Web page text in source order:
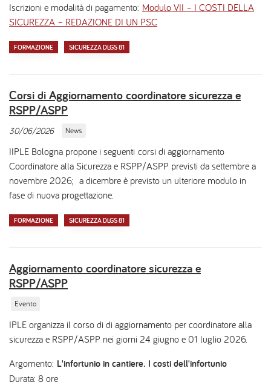
Iscrizioni e modalità di pagamento: Modulo VII – I COSTI DELLA
SICUREZZA – REDAZIONE DI UN PSC
FORMAZIONE SICUREZZA DLGS 81
Corsi di Aggiornamento coordinatore sicurezza e
RSPP/ASPP
30/06/2026 News
IIPLE Bologna propone i seguenti corsi di aggiornamento
Coordinatore alla Sicurezza e RSPP/ASPP previsti da settembre a
novembre 2026; a dicembre è previsto un ulteriore modulo in
fase di nuova progettazione.
FORMAZIONE SICUREZZA DLGS 81
Aggiornamento coordinatore sicurezza e
RSPP/ASPP
Evento
IPLE organizza il corso di di aggiornamento per coordinatore alla
sicurezza e RSPP/ASPP nei giorni 24 giugno e 01 luglio 2026.
Argomento: L'infortunio in cantiere. I costi dell'infortunio
Durata: 8 ore